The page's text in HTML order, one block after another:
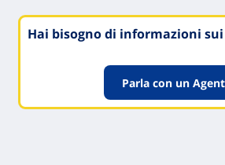
Hai bisogno di informazioni
Parla con un